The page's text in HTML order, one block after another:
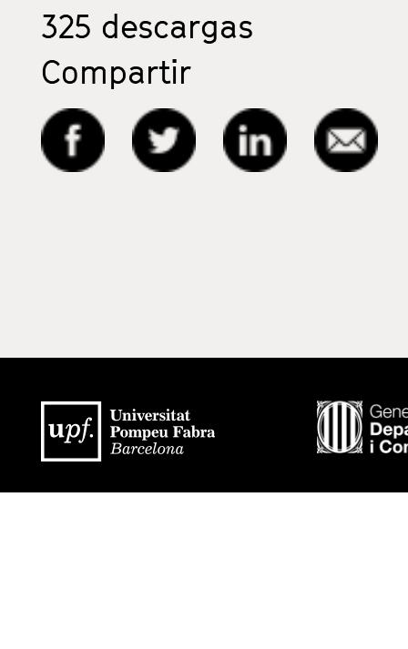
325 descargas
Compartir